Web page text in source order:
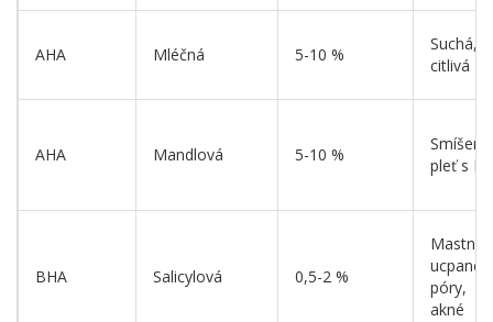
AHA Mléčná 5-10 %
Suchá,
citlivá
AHA Mandlová 5-10 %
pleť s
BHA Salicylová 0,5-2 %
Mastná,
ucpané
póry,
akné